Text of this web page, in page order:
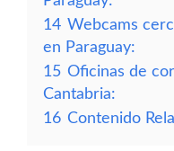
14 Webcams
en Paraguay:
15 Oficinas de
Cantabria:
16 Contenido